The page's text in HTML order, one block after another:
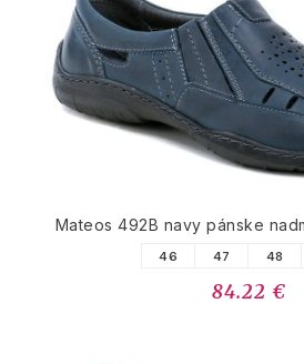
Mateos 492B navy pánske
46 47 48
84.22 €